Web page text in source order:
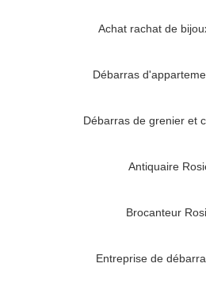
Achat rachat de
Débarras
Débarras de grenier et
Antiquaire
Brocanteur
Entreprise de